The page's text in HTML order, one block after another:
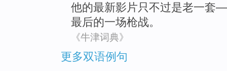
他的最新影片只不过是老一套—
最后的一场枪战。
《牛津词典》
更多双语例句